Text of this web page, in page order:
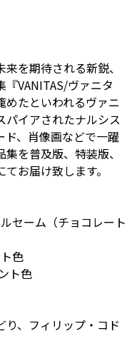
を期待される新鋭、
VANITAS/ヴァニタ
めたといわれるヴァニ
パイアされたナルシス
ド、肖像画などで一躍
を普及版、特装版、
お届け致します。
セーム（チョコレート
色
ト色
、フィリップ・コド